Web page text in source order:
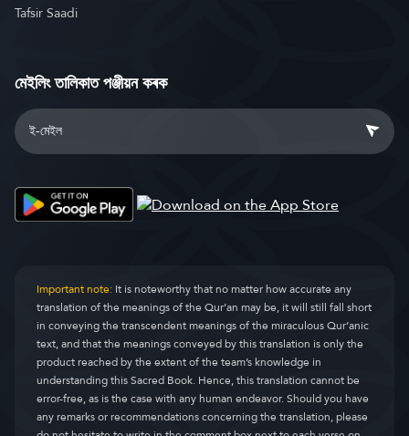
Tafsir Saadi
মেইলিং তালিকাত পঞ্জীয়ন কৰক
Important note:It is noteworthy that no matter how accurate any
translation of the meanings of the Qur’an may be, it will still fall short
in conveying the transcendent meanings of the miraculous Qur’anic
text, and that the meanings conveyed by this translation is only the
product reached by the extent of the team’s knowledge in
understanding this Sacred Book. Hence, this translation cannot be
error-free, as is the case with any human endeavor. Should you have
any remarks or recommendations concerning the translation, please